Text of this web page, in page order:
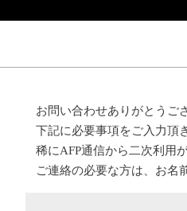
お問い合わせありがとうご
下記に必要事項をご入力頂
稀にAFP通信から二次利用
ご連絡の必要な方は、お名